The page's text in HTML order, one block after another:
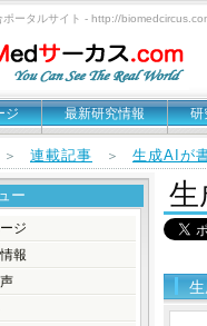
ポータルサイト - http://
ジ 最新研究情報 研
連載記事 ＞ 生成AIが
生
ー
ジ
報